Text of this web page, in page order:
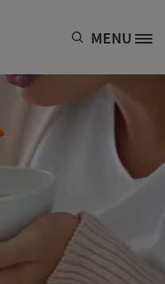
MENU